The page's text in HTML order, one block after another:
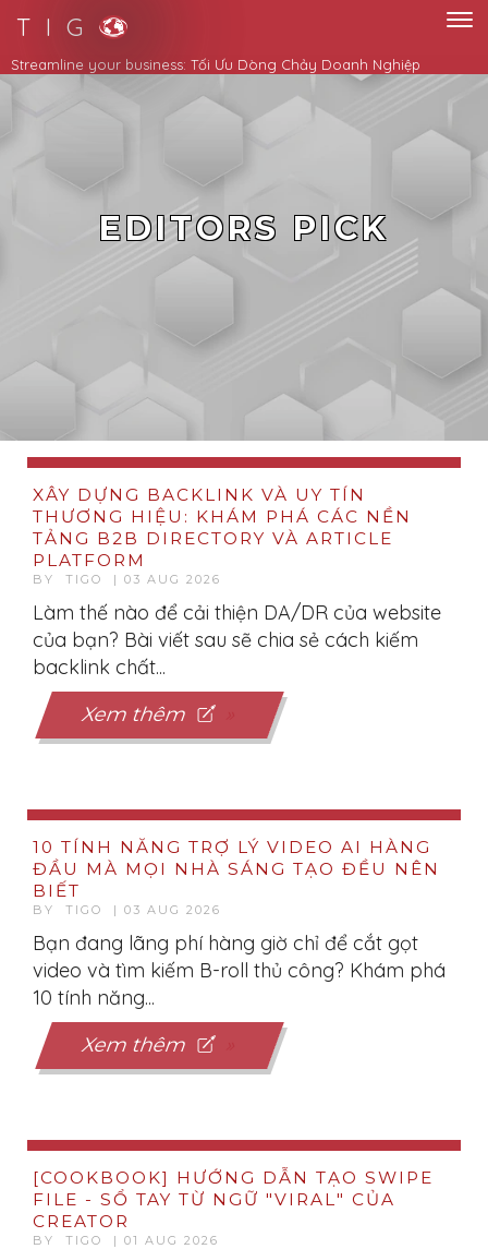
T I G
Streamline your business: Tối Ưu Dòng Chảy Doanh Nghiệp
EDITORS PICK
XÂY DỰNG BACKLINK VÀ UY TÍN
THƯƠNG HIỆU: KHÁM PHÁ CÁC NỀN
TẢNG B2B DIRECTORY VÀ ARTICLE
PLATFORM
BY TIGO | 03 AUG 2026
Làm thế nào để cải thiện DA/DR của website
của bạn? Bài viết sau sẽ chia sẻ cách kiếm
backlink chất...
Xem thêm
10 TÍNH NĂNG TRỢ LÝ VIDEO AI HÀNG
ĐẦU MÀ MỌI NHÀ SÁNG TẠO ĐỀU NÊN
BIẾT
BY TIGO | 03 AUG 2026
Bạn đang lãng phí hàng giờ chỉ để cắt gọt
video và tìm kiếm B-roll thủ công? Khám phá
10 tính năng...
Xem thêm
[COOKBOOK] HƯỚNG DẪN TẠO SWIPE
FILE - SỔ TAY TỪ NGỮ "VIRAL" CỦA
CREATOR
BY TIGO | 01 AUG 2026